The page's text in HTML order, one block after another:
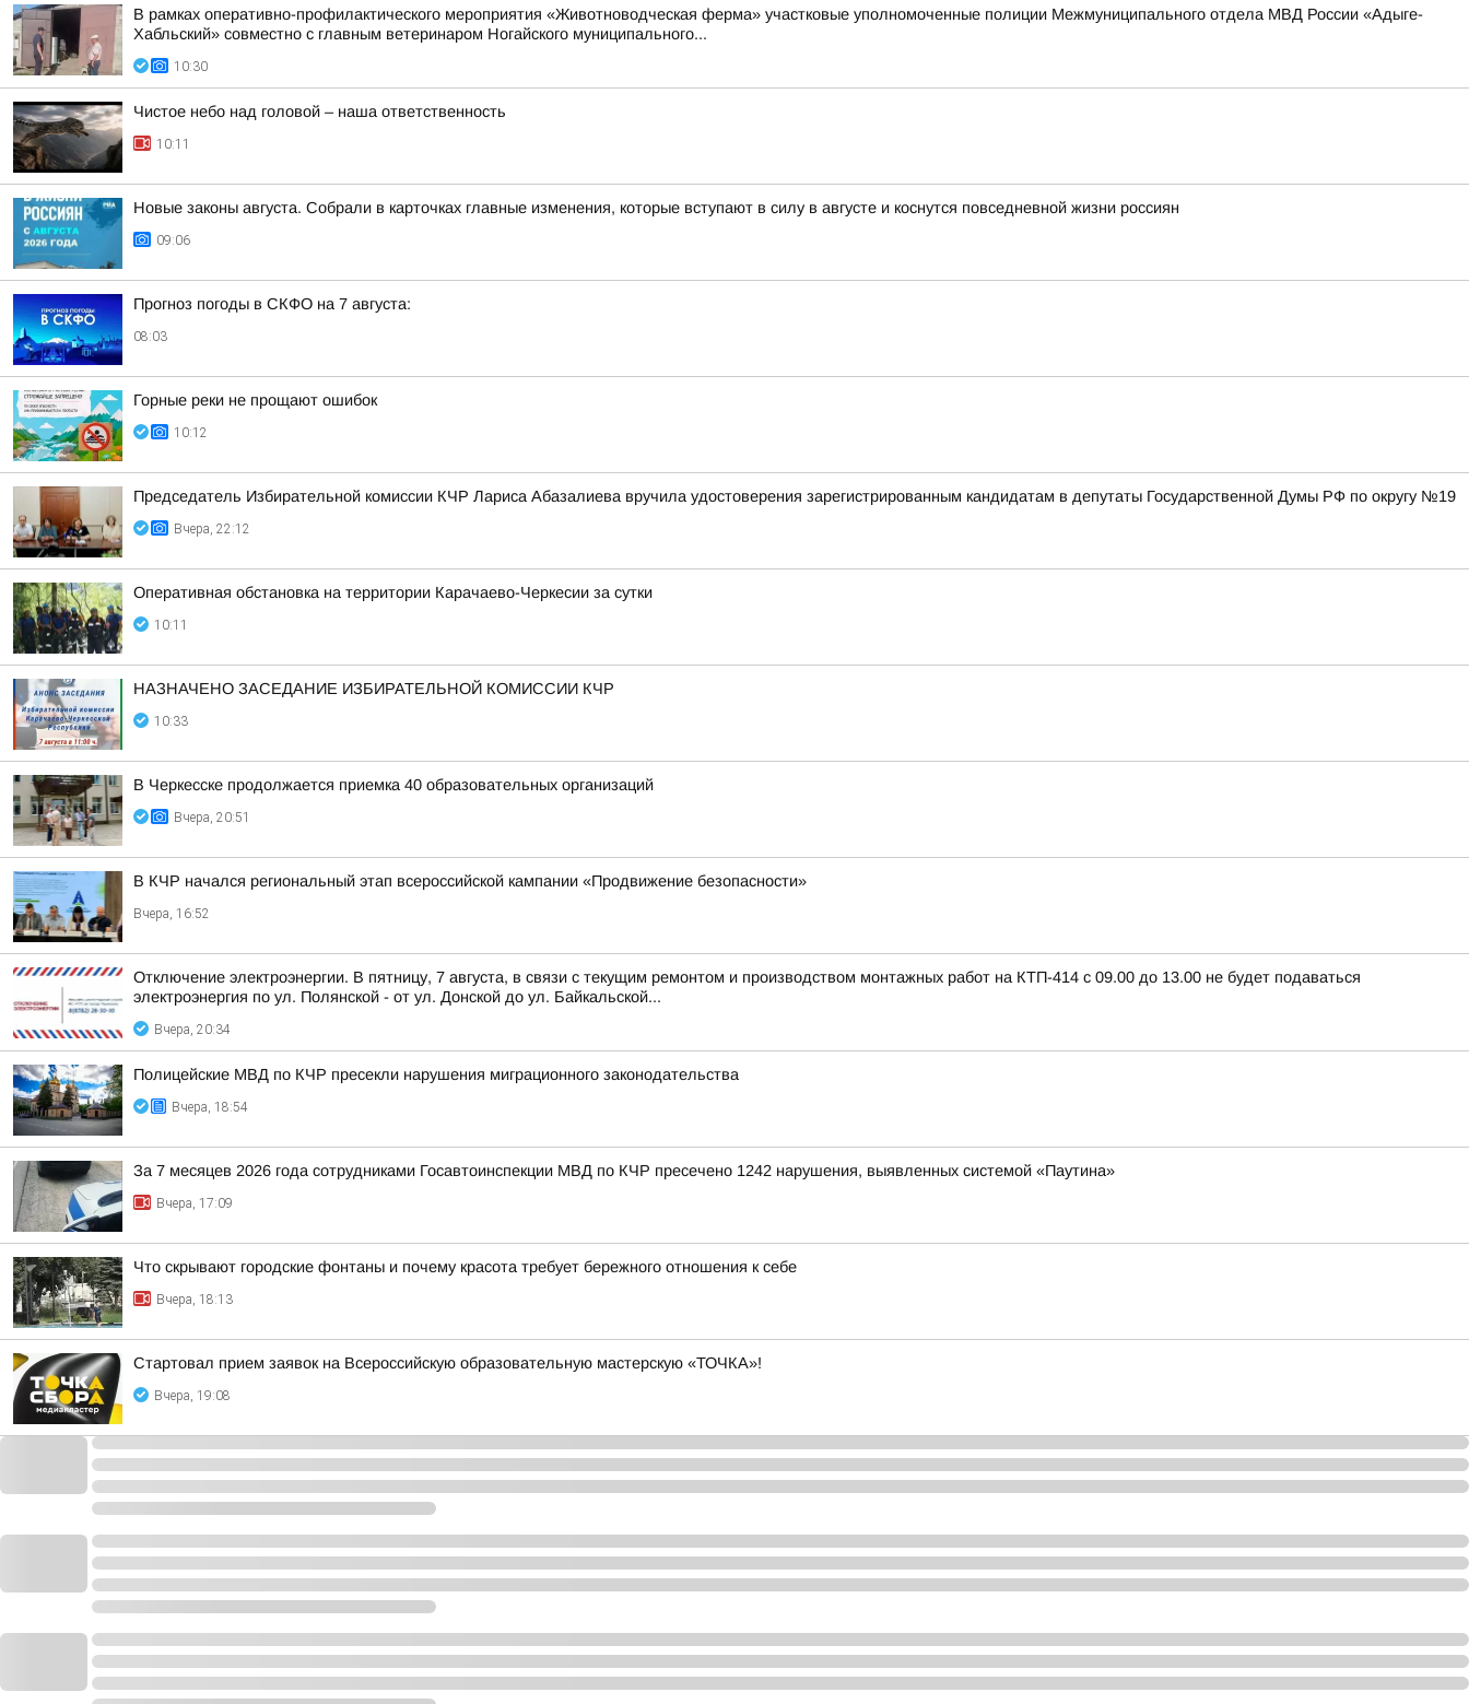
В рамках оперативно-профилактического мероприятия «Животноводческая ферма» участковые уполномоченные полиции Межмуниципального отдела МВД России «Адыге-
Хабльский» совместно с главным ветеринаром Ногайского муниципального...
10:30
Чистое небо над головой – наша ответственность
10:11
Новые законы августа. Собрали в карточках главные изменения, которые вступают в силу в августе и коснутся повседневной жизни россиян
09:06
Прогноз погоды в СКФО на 7 августа:
08:03
Горные реки не прощают ошибок
10:12
Председатель Избирательной комиссии КЧР Лариса Абазалиева вручила удостоверения зарегистрированным кандидатам в депутаты Государственной Думы РФ по округу №19
Вчера, 22:12
Оперативная обстановка на территории Карачаево-Черкесии за сутки
10:11
НАЗНАЧЕНО ЗАСЕДАНИЕ ИЗБИРАТЕЛЬНОЙ КОМИССИИ КЧР
10:33
В Черкесске продолжается приемка 40 образовательных организаций
Вчера, 20:51
В КЧР начался региональный этап всероссийской кампании «Продвижение безопасности»
Вчера, 16:52
Отключение электроэнергии. В пятницу, 7 августа, в связи с текущим ремонтом и производством монтажных работ на КТП-414 с 09.00 до 13.00 не будет подаваться
электроэнергия по ул. Полянской - от ул. Донской до ул. Байкальской...
Вчера, 20:34
Полицейские МВД по КЧР пресекли нарушения миграционного законодательства
Вчера, 18:54
За 7 месяцев 2026 года сотрудниками Госавтоинспекции МВД по КЧР пресечено 1242 нарушения, выявленных системой «Паутина»
Вчера, 17:09
Что скрывают городские фонтаны и почему красота требует бережного отношения к себе
Вчера, 18:13
Стартовал прием заявок на Всероссийскую образовательную мастерскую «ТОЧКА»!
Вчера, 19:08